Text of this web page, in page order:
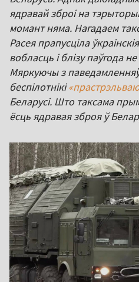
ядравай зброі на
момант няма. Нагадаем
Расея прапусціла
вобласць і блізу паўгода
Мяркуючы з паведамленняў
беспілотнікі
Беларусі. Што таксама
ёсць ядравая зброя ў